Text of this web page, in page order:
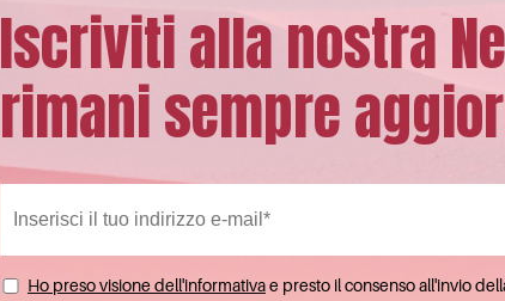
Iscriviti alla nostra
rimani sempre
Ho preso visione dell'informativae presto il consenso all'invio